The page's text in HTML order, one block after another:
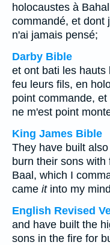
holocaustes à
commandé, et dont
n'ai jamais pensé;
Darby Bible
et ont bati les hauts
feu leurs fils, en
point commande,
ne m'est point
King James Bible
They have built
burn their sons with
Baal, which I
came itinto my
English Revised
and have built the
sons in the fire for